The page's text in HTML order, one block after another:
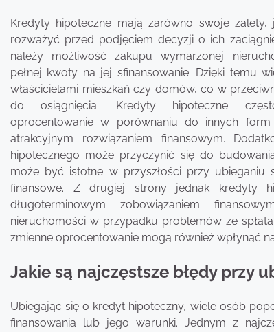
Kredyty hipoteczne mają zarówno swoje
rozważyć przed podjęciem decyzji o ich
należy możliwość zakupu wymarzonej
pełnej kwoty na jej sfinansowanie. Dzięki temu
właścicielami mieszkań czy domów, co w
do osiągnięcia. Kredyty hipoteczne
oprocentowanie w porównaniu do innych
atrakcyjnym rozwiązaniem finansowym.
hipotecznego może przyczynić się do
może być istotne w przyszłości przy ubieganiu
finansowe. Z drugiej strony jednak kredyty
długoterminowym zobowiązaniem
nieruchomości w przypadku problemów ze
zmienne oprocentowanie mogą również wpłynąć
Jakie są najczęstsze błędy przy
Ubiegając się o kredyt hipoteczny, wiele osób
finansowania lub jego warunki. Jednym z